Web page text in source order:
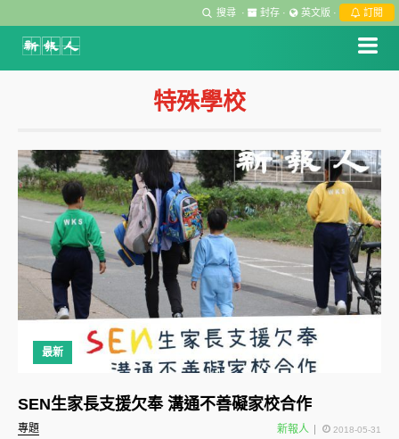
搜尋 · 封存 · 英文版 · 訂閱
特殊學校
最新
專題
SEN生家長支援欠奉 溝通不善礙家校合作
新報人 2018-05-31